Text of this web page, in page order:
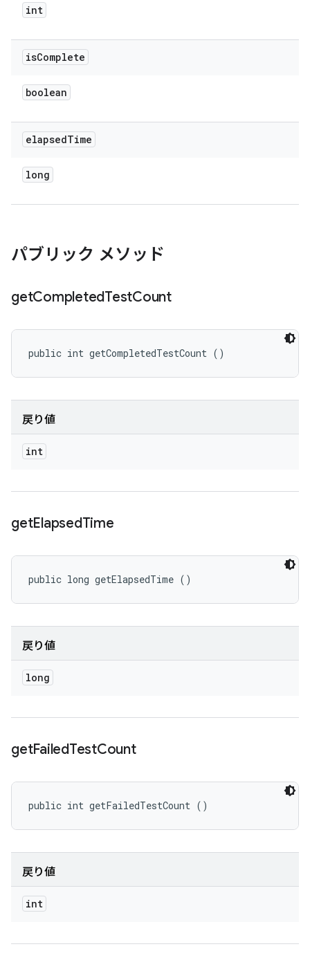
int
isComplete
boolean
elapsedTime
long
パブリック メソッド
getCompletedTestCount
public int getCompletedTestCount ()
戻り値
int
getElapsedTime
public long getElapsedTime ()
戻り値
long
getFailedTestCount
public int getFailedTestCount ()
戻り値
int